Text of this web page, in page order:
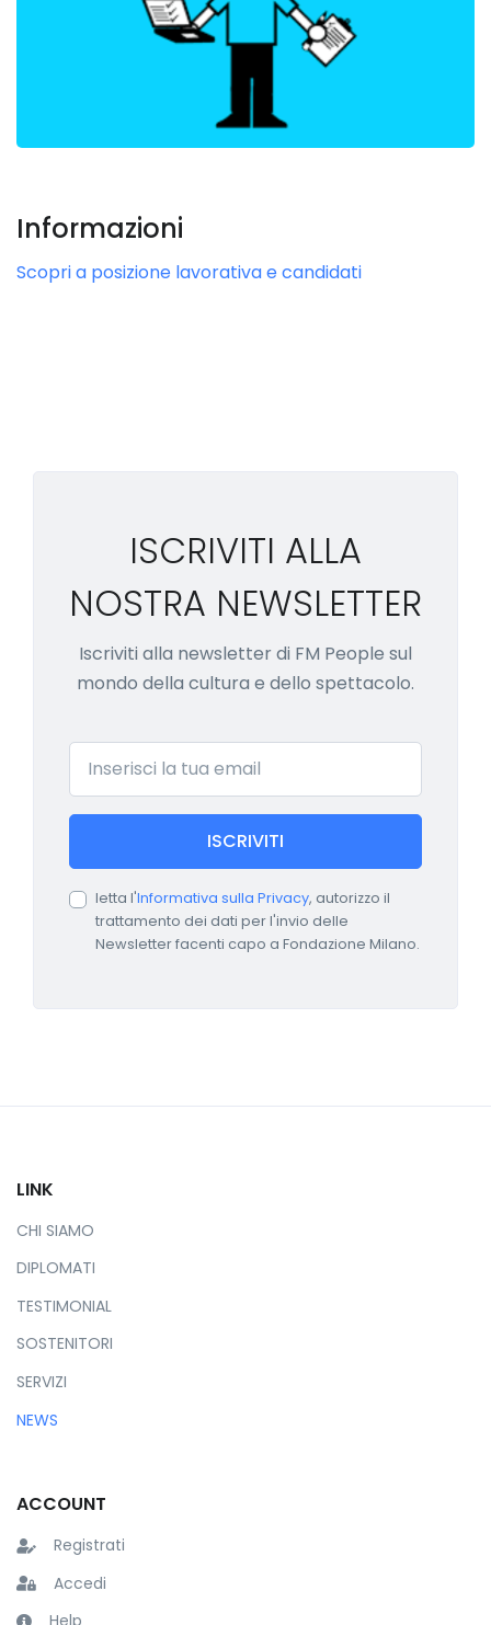
Informazioni
Scopri a posizione lavorativa e candidati
ISCRIVITI ALLA
NOSTRA NEWSLETTER
Iscriviti alla newsletter di FM People sul
mondo della cultura e dello spettacolo.
Email
ISCRIVITI
letta l'Informativa sulla Privacy, autorizzo il
trattamento dei dati per l'invio delle
Newsletter facenti capo a Fondazione Milano.
LINK
CHI SIAMO
DIPLOMATI
TESTIMONIAL
SOSTENITORI
SERVIZI
NEWS
ACCOUNT
Registrati
Accedi